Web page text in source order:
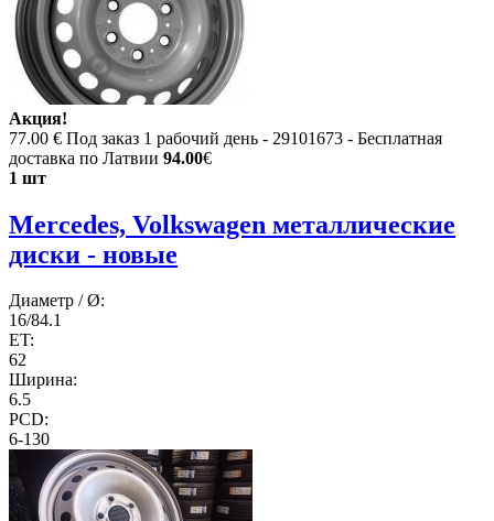
Акция!
77.00 € Под заказ 1 рабочий день - 29101673 - Бесплатная
доставка по Латвии 94.00€
1 шт
Mercedes, Volkswagen металлические
диски - новые
Диаметр / Ø:
16/84.1
ET:
62
Ширина:
6.5
PCD:
6-130